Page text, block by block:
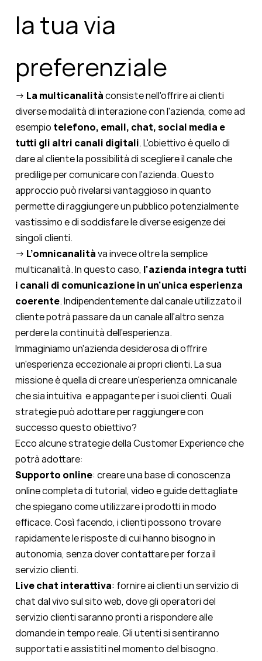
la tua via
preferenziale
→ La multicanalitàconsiste nell'offrire ai clienti
diverse modalità di interazione con l'azienda, come ad
esempio telefono, email, chat, social media e
tutti gli altri canali digitali. L'obiettivo è quello di
dare al cliente la possibilità di scegliere il canale che
predilige per comunicare con l'azienda. Questo
approccio può rivelarsi vantaggioso in quanto
permette di raggiungere un pubblico potenzialmente
vastissimo e di soddisfare le diverse esigenze dei
singoli clienti.
→ L’omnicanalitàva invece oltre la semplice
multicanalità. In questo caso, l'azienda integra tutti
i canali di comunicazione in un'unica esperienza
coerente. Indipendentemente dal canale utilizzato il
cliente potrà passare da un canale all'altro senza
perdere la continuità dell'esperienza.
Immaginiamo un'azienda desiderosa di offrire
un'esperienza eccezionale ai propri clienti. La sua
missione è quella di creare un'esperienza omnicanale
che sia intuitiva e appagante per i suoi clienti. Quali
strategie può adottare per raggiungere con
successo questo obiettivo?
Ecco alcune strategie della Customer Experience che
potrà adottare:
Supporto online: creare una base di conoscenza
online completa di tutorial, video e guide dettagliate
che spiegano come utilizzare i prodotti in modo
efficace. Così facendo, i clienti possono trovare
rapidamente le risposte di cui hanno bisogno in
autonomia, senza dover contattare per forza il
servizio clienti.
Live chat interattiva: fornire ai clienti un servizio di
chat dal vivo sul sito web, dove gli operatori del
servizio clienti saranno pronti a rispondere alle
domande in tempo reale. Gli utenti si sentiranno
supportati e assistiti nel momento del bisogno.